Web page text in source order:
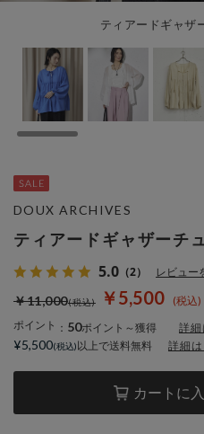
ティアードギャザ
ティアードギャザーチ
5.0 （2） レビュー
￥5,500
￥11,000
ポイント ： 50ポイント～獲得 詳細
カートに
DOUX ARCHIVES
¥5,500 以上で送料無料 詳細